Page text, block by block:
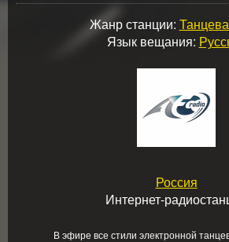
Жанр станции:
Язык вещания:
Россия
Интернет-
В эфире все стили электронной